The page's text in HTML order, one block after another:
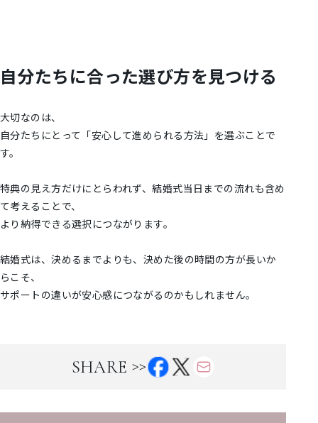
自分たちに合った選び方を見つける
大切なのは、
自分たちにとって「安心して進められる方法」を選ぶことで
す。
特典の見え方だけにとらわれず、結婚式当日までの流れも含め
て考えることで、
より納得できる選択につながります。
結婚式は、決めるまでよりも、決めた後の時間の方が長いか
らこそ、
サポートの違いが安心感につながるのかもしれません。
SHARE >>